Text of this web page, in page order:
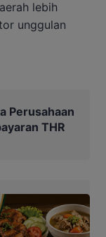
lebih
unggulan
Perusahaan
THR